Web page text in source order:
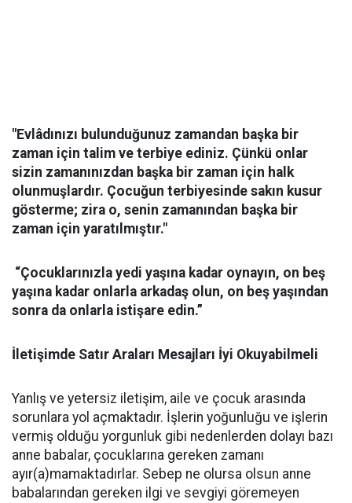
"Evlâdınızı bulunduğunuz zamandan başka bir
zaman için talim ve terbiye ediniz. Çünkü onlar
sizin zamanınızdan başka bir zaman için halk
olunmuşlardır. Çocuğun terbiyesinde sakın kusur
gösterme; zira o, senin zamanından başka bir
zaman için yaratılmıştır."
“Çocuklarınızla yedi yaşına kadar oynayın, on beş
yaşına kadar onlarla arkadaş olun, on beş yaşından
sonra da onlarla istişare edin.”
İletişimde Satır Araları Mesajları İyi Okuyabilmeli
Yanlış ve yetersiz iletişim, aile ve çocuk arasında
sorunlara yol açmaktadır. İşlerin yoğunluğu ve işlerin
vermiş olduğu yorgunluk gibi nedenlerden dolayı bazı
anne babalar, çocuklarına gereken zamanı
ayır(a)mamaktadırlar. Sebep ne olursa olsun anne
babalarından gereken ilgi ve sevgiyi göremeyen